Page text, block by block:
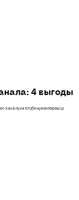
4 выгоды
каналу на ютубе нужен перевод